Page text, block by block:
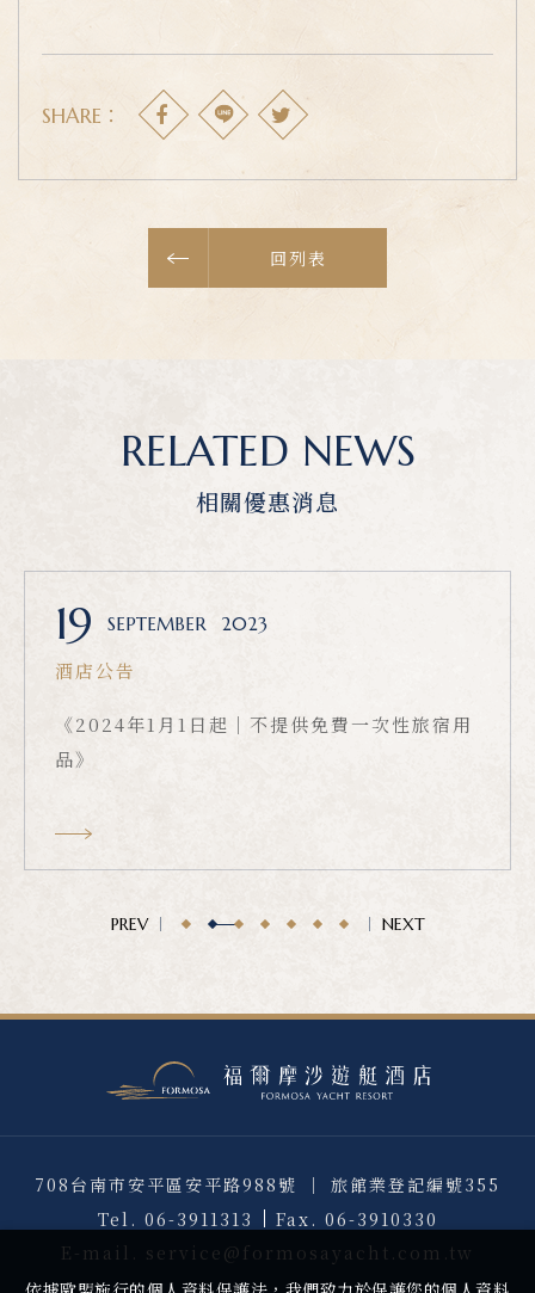
SHARE：
回列表
RELATED NEWS
相關優惠消息
19 SEPTEMBER 2023
酒店公告
《2024年1月1日起｜不提供免費一次性旅宿用
品》
PREV NEXT
708台南市安平區安平路988號 ｜ 旅館業登記編號355
Tel. 06-3911313 Fax. 06-3910330
E-mail.
service@formosayacht.com.tw